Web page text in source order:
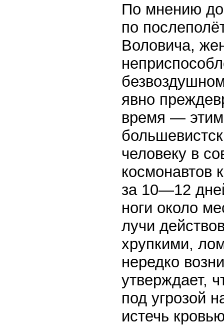
По мнению
по
Воловича,
явно
время — этим
человеку в
космонавтов
за 10—12
ноги около
лучи
хрупкими,
нередко
утверждает,
под угрозой
истечь